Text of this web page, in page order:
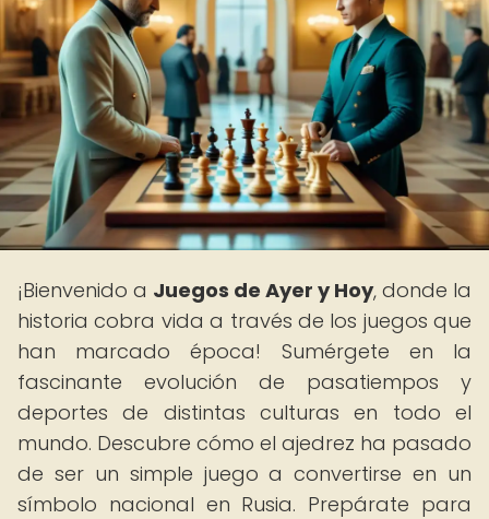
¡Bienvenido a Juegos de Ayer y Hoy, donde la
historia cobra vida a través de los juegos que
han marcado época! Sumérgete en la
fascinante evolución de pasatiempos y
deportes de distintas culturas en todo el
mundo. Descubre cómo el ajedrez ha pasado
de ser un simple juego a convertirse en un
símbolo nacional en Rusia. Prepárate para